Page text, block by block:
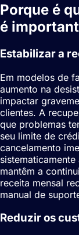
Porque é
é
Estabilizar a
Em modelos de
aumento na
impactar
clientes. A
que problemas
seu limite de
cancelamento
mantêm a
receita mensal
manual de
Reduzir os